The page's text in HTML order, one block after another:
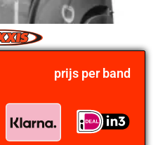
prijs per band